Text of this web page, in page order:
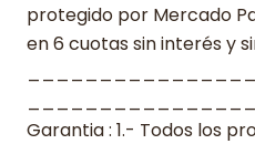
protegido por Mercado
en 6 cuotas sin interés y
Garantia : 1.- Todos los